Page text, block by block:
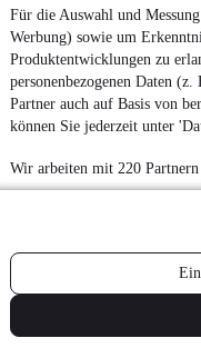
Für die Auswahl und
Werbung) sowie um
Produktentwicklungen zu
personenbezogenen Daten
Partner auch auf Basis von
können Sie jederzeit unter
Wir arbeiten mit 220 Partnern